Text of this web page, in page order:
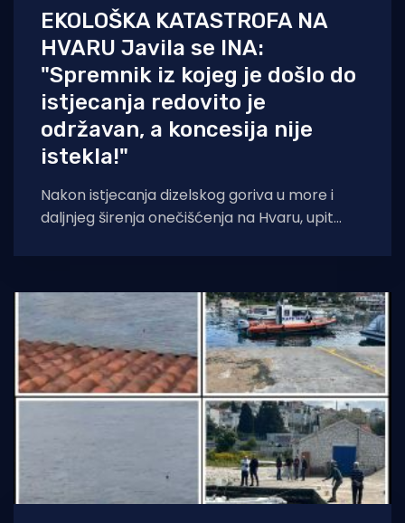
EKOLOŠKA KATASTROFA NA
HVARU Javila se INA:
"Spremnik iz kojeg je došlo do
istjecanja redovito je
održavan, a koncesija nije
istekla!"
Nakon istjecanja dizelskog goriva u more i
daljnjeg širenja onečišćenja na Hvaru, upit